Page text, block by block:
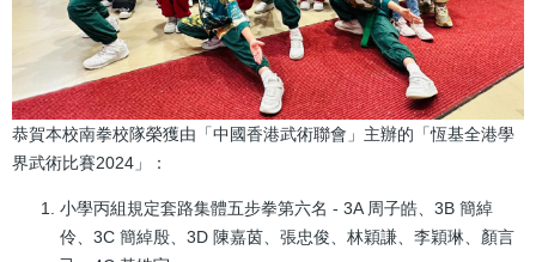
恭賀本校南拳校隊榮獲由「中國香港武術聯會」主辦的「恆基全港學
界武術比賽2024」：
小學丙組規定套路集體五步拳第六名 - 3A 周子皓、3B 簡綽
伶、3C 簡綽殷、3D 陳嘉茵、張忠俊、林穎謙、李穎琳、顏言